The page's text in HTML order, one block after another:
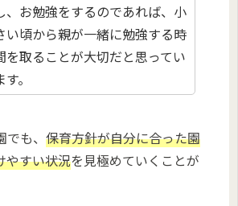
、お勉強をするのであれば、小
い頃から親が一緒に勉強する時
を取ることが大切だと思ってい
す。
も、 保育方針が自分に合った園
やすい状況を見極めていくことが